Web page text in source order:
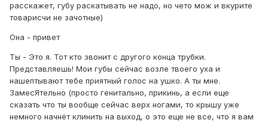
расскажет, губу раскатывать не надо, но чето мож и вкурите
товарисчи не зачотные)
Она - привет
Ты - Это я. Тот кто звонит с другого конца трубки.
Представляешь! Мои губы сейчас возле твоего уха и
нашептывают тебе приятный голос на ушко. А ты мне.
ЗамесЯтельно (просто генитально, прикинь, а если еще
сказать что ты вообще сейчас верх ногами, то крышу уже
немного начнёт клинить на выход, о это еще не все, что я вам